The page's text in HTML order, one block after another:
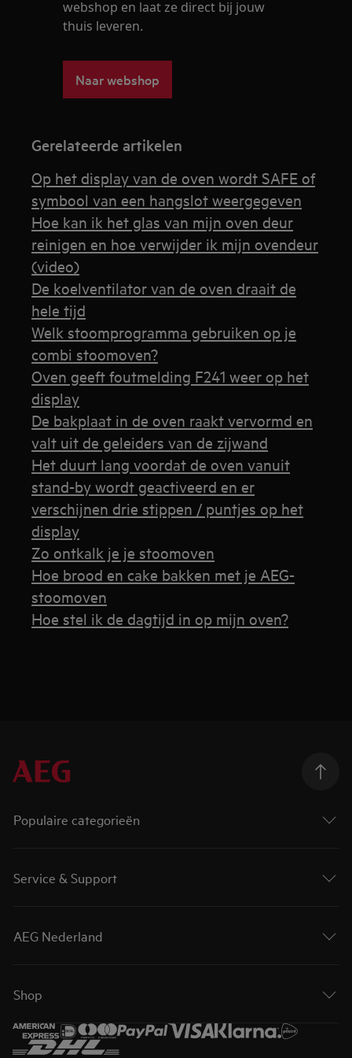
webshop en laat ze direct bij jouw
thuis leveren.
Naar webshop
Gerelateerde artikelen
Op het display van de oven wordt SAFE of
symbool van een hangslot weergegeven
Hoe kan ik het glas van mijn oven deur
reinigen en hoe verwijder ik mijn ovendeur
(video)
De koelventilator van de oven draait de
hele tijd
Welk stoomprogramma gebruiken op je
combi stoomoven?
Oven geeft foutmelding F241 weer op het
display
De bakplaat in de oven raakt vervormd en
valt uit de geleiders van de zijwand
Het duurt lang voordat de oven vanuit
stand-by wordt geactiveerd en er
verschijnen drie stippen / puntjes op het
display
Zo ontkalk je je stoomoven
Hoe brood en cake bakken met je AEG-
stoomoven
Hoe stel ik de dagtijd in op mijn oven?
Populaire categorieën
Service & Support
AEG Nederland
Shop